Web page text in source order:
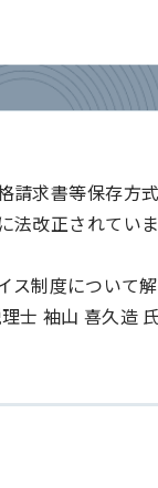
求書等保存方式
法改正されてい
制度について
士 袖山 喜久造 氏